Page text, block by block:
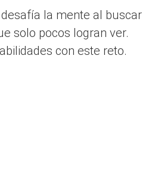
la mente al buscar
solo pocos logran ver.
con este reto.